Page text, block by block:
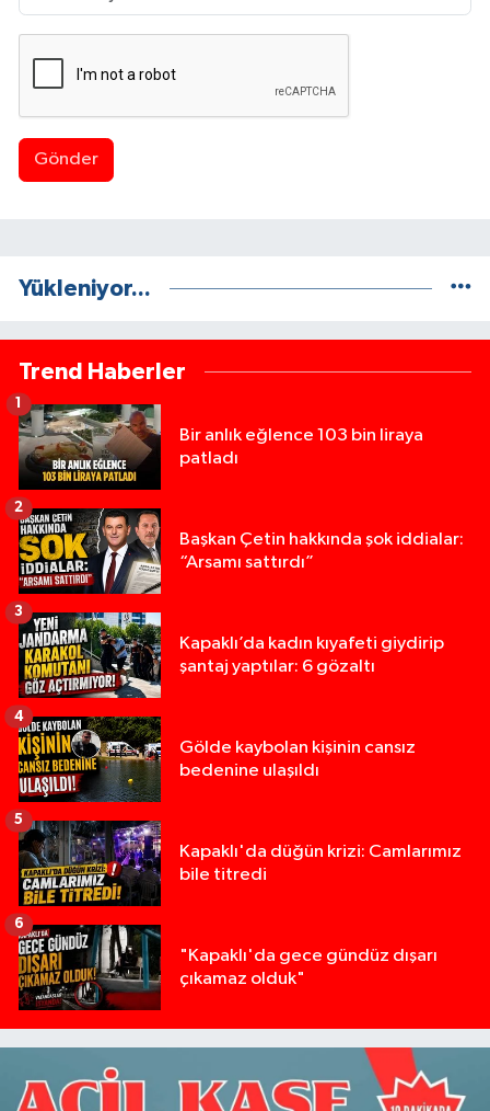
Gönder
Yükleniyor...
Trend Haberler
Bir anlık eğlence 103 bin liraya
patladı
1
Başkan Çetin hakkında şok iddialar:
“Arsamı sattırdı”
2
Kapaklı’da kadın kıyafeti giydirip
şantaj yaptılar: 6 gözaltı
3
Gölde kaybolan kişinin cansız
bedenine ulaşıldı
4
Kapaklı'da düğün krizi: Camlarımız
bile titredi
5
"Kapaklı'da gece gündüz dışarı
çıkamaz olduk"
6